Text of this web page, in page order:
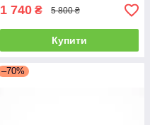
1 740 ₴ 5 800 ₴
Купити
–70%